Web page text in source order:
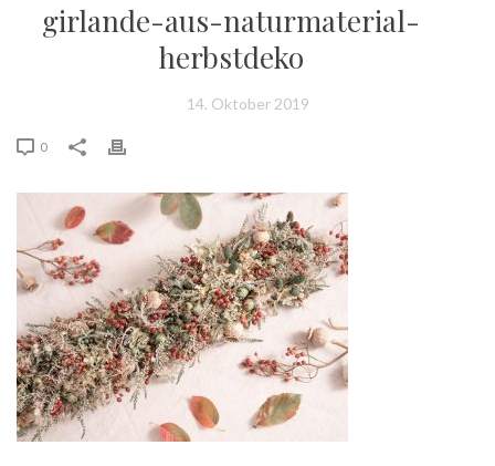
girlande-aus-naturmaterial-
herbstdeko
14. Oktober 2019
0